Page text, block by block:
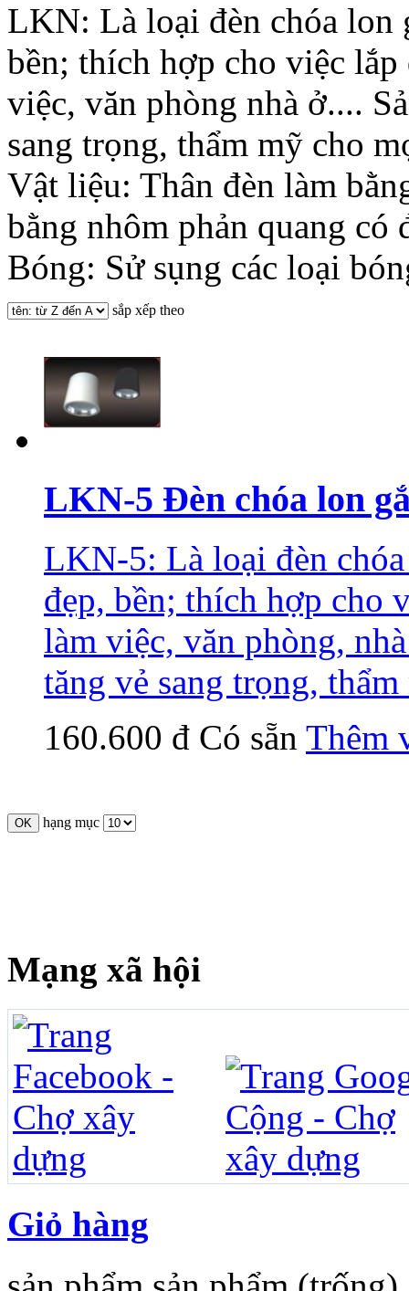
LKN: Là loại đèn chóa lon
bền; thích hợp cho việc
việc, văn phòng nhà ở....
sang trọng, thẩm mỹ cho
Vật liệu: Thân đèn làm
bằng nhôm phản quang có
Bóng: Sử sụng các loại
sắp xếp theo
LKN-5 Đèn chóa lon
LKN-5: Là loại đèn
đẹp, bền; thích hợp cho
làm việc, văn phòng,
tăng vẻ sang trọng,
160.600 đ Có sẵn Thêm
hạng mục
Mạng xã hội
Giỏ hàng